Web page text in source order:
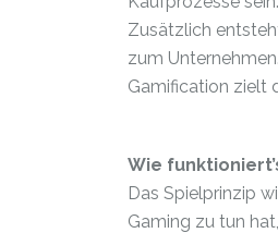
Zusätzlich
zum
Gamification zielt
Wie
Das Spielprinzip
Gaming zu tun